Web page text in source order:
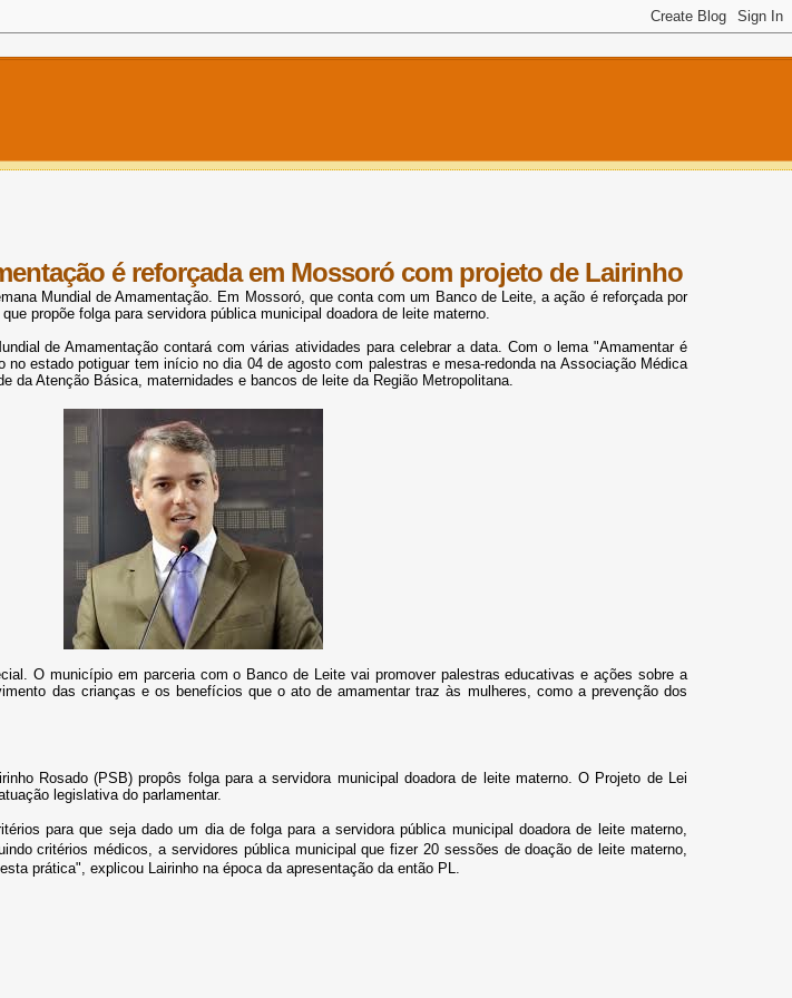
é reforçada em Mossoró com projeto de Lairinho
Mundial de Amamentação. Em Mossoró, que conta com um Banco de Leite, a ação é reforçada por
propõe folga para servidora pública municipal doadora de leite materno.
de Amamentação contará com várias atividades para celebrar a data. Com o lema "Amamentar é
no estado potiguar tem início no dia 04 de agosto com palestras e mesa-redonda na Associação Médica
da Atenção Básica, maternidades e bancos de leite da Região Metropolitana.
O município em parceria com o Banco de Leite vai promover palestras educativas e ações sobre a
das crianças e os benefícios que o ato de amamentar traz às mulheres, como a prevenção dos
Rosado (PSB) propôs folga para a servidora municipal doadora de leite materno. O Projeto de Lei
legislativa do parlamentar.
para que seja dado um dia de folga para a servidora pública municipal doadora de leite materno,
critérios médicos, a servidores pública municipal que fizer 20 sessões de doação de leite materno,
prática", explicou Lairinho na época da apresentação da então PL.